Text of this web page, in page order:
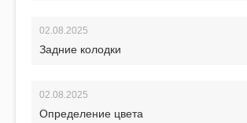
02.08.2025
Задние колодки
02.08.2025
Определение цвета